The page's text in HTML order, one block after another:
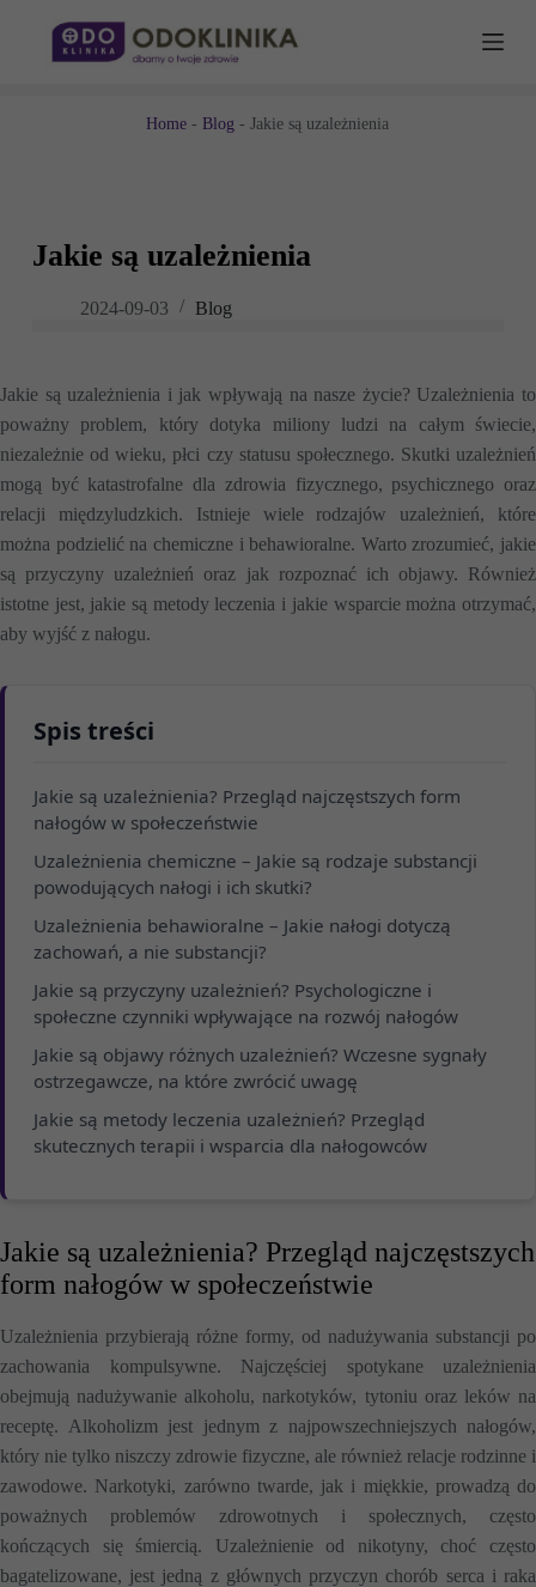
Home - Blog -Jakie są uzależnienia
Jakie są uzależnienia
2024-09-03 Blog
Jakie są uzależnienia i jak wpływają na nasze życie? Uzależnienia to
poważny problem, który dotyka miliony ludzi na całym świecie,
niezależnie od wieku, płci czy statusu społecznego. Skutki uzależnień
mogą być katastrofalne dla zdrowia fizycznego, psychicznego oraz
relacji międzyludzkich. Istnieje wiele rodzajów uzależnień, które
można podzielić na chemiczne i behawioralne. Warto zrozumieć, jakie
są przyczyny uzależnień oraz jak rozpoznać ich objawy. Również
istotne jest, jakie są metody leczenia i jakie wsparcie można otrzymać,
aby wyjść z nałogu.
Spis treści
Jakie są uzależnienia? Przegląd najczęstszych form
nałogów w społeczeństwie
Uzależnienia chemiczne – Jakie są rodzaje substancji
powodujących nałogi i ich skutki?
Uzależnienia behawioralne – Jakie nałogi dotyczą
zachowań, a nie substancji?
Jakie są przyczyny uzależnień? Psychologiczne i
społeczne czynniki wpływające na rozwój nałogów
Jakie są objawy różnych uzależnień? Wczesne sygnały
ostrzegawcze, na które zwrócić uwagę
Jakie są metody leczenia uzależnień? Przegląd
skutecznych terapii i wsparcia dla nałogowców
Jakie są uzależnienia? Przegląd najczęstszych
form nałogów w społeczeństwie
Uzależnienia przybierają różne formy, od nadużywania substancji po
zachowania kompulsywne. Najczęściej spotykane uzależnienia
obejmują nadużywanie alkoholu, narkotyków, tytoniu oraz leków na
receptę. Alkoholizm jest jednym z najpowszechniejszych nałogów,
który nie tylko niszczy zdrowie fizyczne, ale również relacje rodzinne i
zawodowe. Narkotyki, zarówno twarde, jak i miękkie, prowadzą do
poważnych problemów zdrowotnych i społecznych, często
kończących się śmiercią. Uzależnienie od nikotyny, choć często
bagatelizowane, jest jedną z głównych przyczyn chorób serca i raka